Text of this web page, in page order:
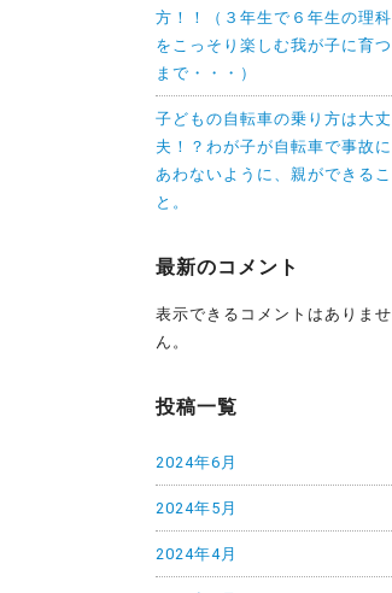
方！！（３年生で６年生の理科
をこっそり楽しむ我が子に育つ
まで・・・）
子どもの自転車の乗り方は大丈
夫！？わが子が自転車で事故に
あわないように、親ができるこ
と。
最新のコメント
表示できるコメントはありませ
ん。
投稿一覧
2024年6月
2024年5月
2024年4月